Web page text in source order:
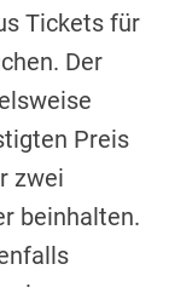
Tickets für
Der
Preis
zwei
beinhalten.